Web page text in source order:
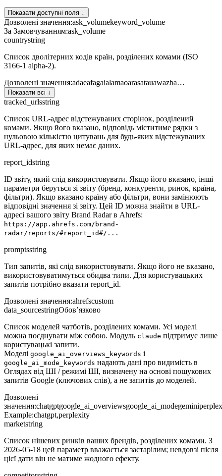
Показати доступні поля ↓
Дозволені значення:ask_volumekeyword_volume
За Замовчуванням:ask_volume
countrystring
Список дволітерних кодів країн, розділених комами (ISO
3166-1 alpha-2).
Дозволені значення:adaeafagaialamaoarasatauawazba…
Показати всі ↓
tracked_urlsstring
Список URL-адрес відстежуваних сторінок, розділений
комами. Якщо його вказано, відповідь міститиме рядки з
нульовою кількістю цитувань для будь-яких відстежуваних
URL-адрес, для яких немає даних.
report_idstring
ID звіту, який слід використовувати. Якщо його вказано, інші
параметри беруться зі звіту (бренд, конкуренти, ринок, країна,
фільтри). Якщо вказано країну або фільтри, вони замінюють
відповідні значення зі звіту. Цей ID можна знайти в URL-
адресі вашого звіту Brand Radar в Ahrefs:
https://app.ahrefs.com/brand-
radar/reports/#report_id#/...
promptsstring
Тип запитів, які слід використовувати. Якщо його не вказано,
використовуватимуться обидва типи. Для користувацьких
запитів потрібно вказати report_id.
Дозволені значення:ahrefscustom
data_sourcestringОбов’язково
Список моделей чатботів, розділених комами. Усі моделі
можна поєднувати між собою. Модуль claude підтримує лише
користувацькі запити.
Моделі google_ai_overviews_keywords і
google_ai_mode_keywords надають дані про видимість в
Оглядах від ШІ / режимі ШІ, визначену на основі пошукових
запитів Google (ключових слів), а не запитів до моделей.
Дозволені
значення:chatgptgoogle_ai_overviewsgoogle_ai_modegemini
Example:chatgpt,perplexity
marketstring
Список нішевих ринків ваших брендів, розділених комами. З
2026-05-18 цей параметр вважається застарілим; невдовзі після
цієї дати він не матиме жодного ефекту.